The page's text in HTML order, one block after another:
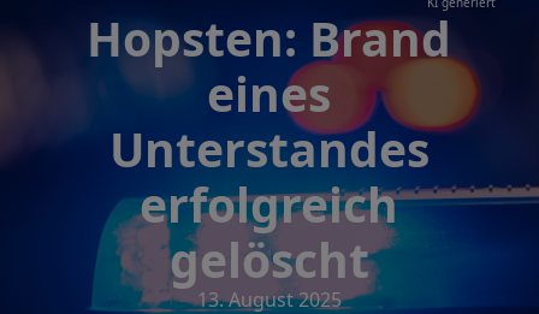
Hopsten: Brand
eines
Unterstandes
erfolgreich
gelöscht
13. August 2025